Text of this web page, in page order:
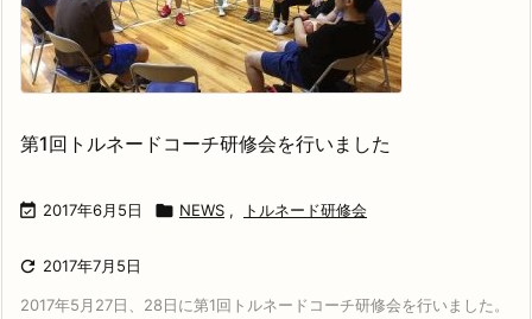
第1回トルネードコーチ研修会を行いました
 2017年6月5日  NEWS , トルネード研修会
 2017年7月5日
2017年5月27日、28日に第1回トルネードコーチ研修会を行いました。